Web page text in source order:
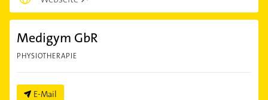
Medigym GbR
PHYSIOTHERAPIE
E-Mail